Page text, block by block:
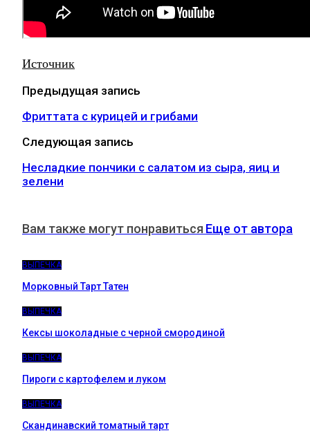
Источник
Предыдущая запись
Фриттата с курицей и грибами
Следующая запись
Несладкие пончики с салатом из сыра, яиц и
зелени
Вам также могут понравиться Еще от автора
ВЫПЕЧКА
Морковный Тарт Татен
ВЫПЕЧКА
Кексы шоколадные с черной смородиной
ВЫПЕЧКА
Пироги c картофелем и луком
ВЫПЕЧКА
Скандинавский томатный тарт